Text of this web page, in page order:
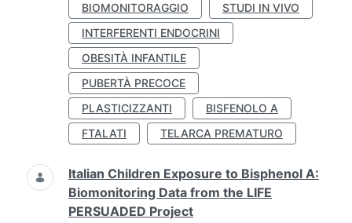
BIOMONITORAGGIO
STUDI IN VIVO
INTERFERENTI ENDOCRINI
OBESITÀ INFANTILE
PUBERTÀ PRECOCE
PLASTICIZZANTI
BISFENOLO A
FTALATI
TELARCA PREMATURO
Italian Children Exposure to Bisphenol A:
Biomonitoring Data from the LIFE
PERSUADED Project